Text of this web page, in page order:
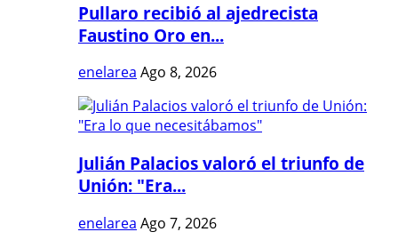
Pullaro recibió al ajedrecista
Faustino Oro en...
enelarea Ago 8, 2026
Julián Palacios valoró el triunfo de
Unión: "Era...
enelarea Ago 7, 2026